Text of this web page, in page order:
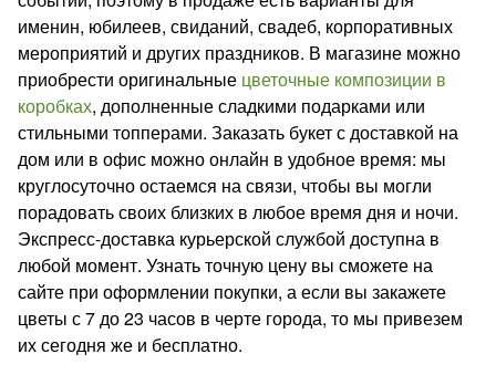
именин, юбилеев, свиданий, свадеб, корпоративных
мероприятий и других праздников. В магазине можно
приобрести оригинальные цветочные композиции в
коробках, дополненные сладкими подарками или
стильными топперами. Заказать букет с доставкой на
дом или в офис можно онлайн в удобное время: мы
круглосуточно остаемся на связи, чтобы вы могли
порадовать своих близких в любое время дня и ночи.
Экспресс-доставка курьерской службой доступна в
любой момент. Узнать точную цену вы сможете на
сайте при оформлении покупки, а если вы закажете
цветы с 7 до 23 часов в черте города, то мы привезем
их сегодня же и бесплатно.